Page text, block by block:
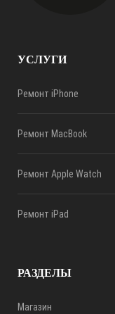
УСЛУГИ
Ремонт iPhone
Ремонт MacBook
Ремонт Apple Watch
Ремонт iPad
РАЗДЕЛЫ
Магазин